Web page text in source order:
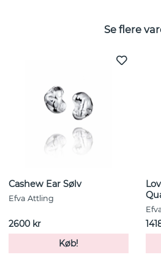
Se flere
Cashew Ear Sølv
Efva Attling
2600 kr
Køb!